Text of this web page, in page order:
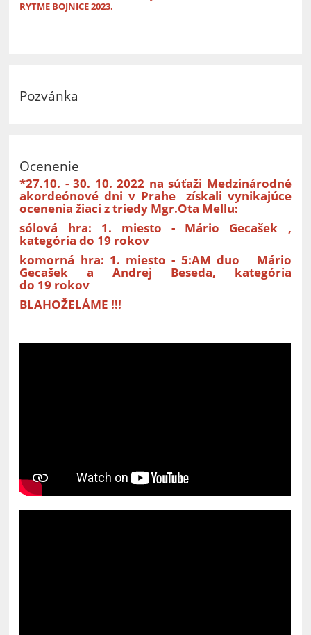
RYTME BOJNICE 2023.
Pozvánka
Ocenenie
*27.10. - 30. 10. 2022 na súťaži Medzinárodné
akordeónové dni v Prahe získali vynikajúce
ocenenia žiaci z triedy Mgr.Ota Mellu:
sólová hra: 1. miesto - Mário Gecašek ,
kategória do 19 rokov
komorná hra: 1. miesto - 5:AM duo Mário
Gecašek a Andrej Beseda, kategória
do 19 rokov
BLAHOŽELÁME !!!